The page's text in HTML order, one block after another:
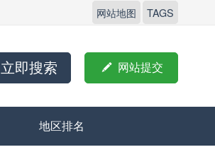
网站地图 TAGS
立即搜索  网站提交
地区排名